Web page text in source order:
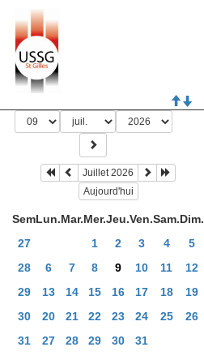
Juillet 2026
Aujourd'hui
SemLun.Mar.Mer.Jeu.Ven.Sam.Dim.
27
1 2 3 4
5
28
6 7 8 9 10 11
12
29
13 14 15 16 17 18
19
30
20 21 22 23 24 25
26
31
27 28 29 30 31